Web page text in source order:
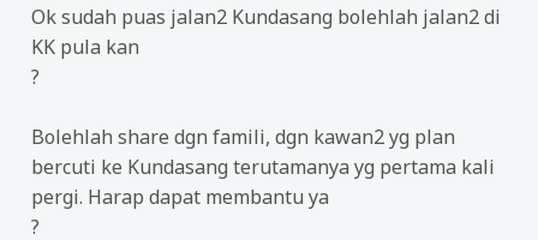
Ok sudah puas jalan2 Kundasang bolehlah jalan2 di
KK pula kan
?
Bolehlah share dgn famili, dgn kawan2 yg plan
bercuti ke Kundasang terutamanya yg pertama kali
pergi. Harap dapat membantu ya
?